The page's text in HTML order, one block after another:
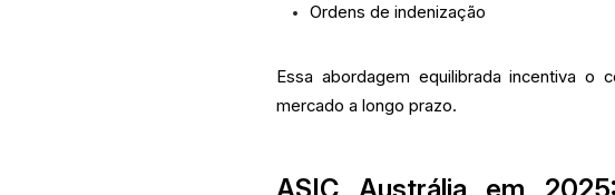
Ordens de indenização
Essa abordagem equilibrada incentiva o
mercado a longo prazo.